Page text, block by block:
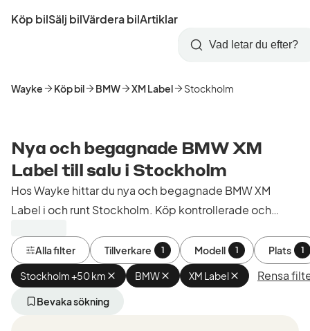
till
Startsida
Köp bilSälj bilVärdera bilArtiklar
Skapa
konto
Logga
in
Sök
Wayke Köp bil BMW XM Label Stockholm
Nya och begagnade BMW XM
Label till salu i Stockholm
Hos Wayke hittar du nya och begagnade BMW XM
Label i och runt Stockholm. Köp kontrollerade och
Alla filter Tillverkare 1 Modell 1 Plats 1
Stockholm +50 km Ta
bort
BMW Ta
bort
XM Label Ta
bort
Rensa
Bevaka sökning